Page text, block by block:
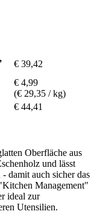
€ 39,42
€ 4,99
(€ 29,35 / kg)
€ 44,41
Oberfläche aus
und lässt
damit auch sicher das
Management"
ideal zur
Utensilien.